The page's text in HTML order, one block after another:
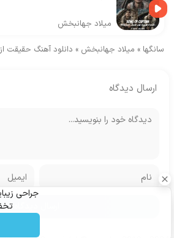
میلاد جهانبخش
سانگها » میلاد جهانبخش » دانلود آهنگ حقیقت
ارسال دیدگاه